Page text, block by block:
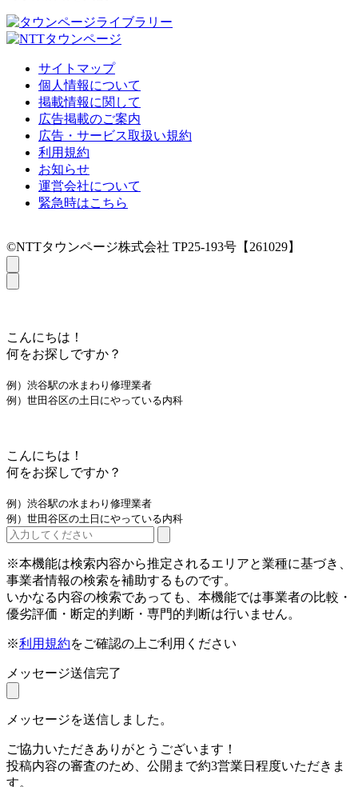
サイトマップ
個人情報について
掲載情報に関して
広告掲載のご案内
広告・サービス取扱い規約
利用規約
お知らせ
運営会社について
緊急時はこちら
©NTTタウンページ株式会社 TP25-193号【261029】
こんにちは！
何をお探しですか？
例）渋谷駅の水まわり修理業者
例）世田谷区の土日にやっている内科
こんにちは！
何をお探しですか？
例）渋谷駅の水まわり修理業者
例）世田谷区の土日にやっている内科
※本機能は検索内容から推定されるエリアと業種に基づき、
事業者情報の検索を補助するものです。
いかなる内容の検索であっても、本機能では事業者の比較・
優劣評価・断定的判断・専門的判断は行いません。
※利用規約をご確認の上ご利用ください
メッセージ送信完了
メッセージを送信しました。
ご協力いただきありがとうございます！
投稿内容の審査のため、公開まで約3営業日程度いただきま
す。